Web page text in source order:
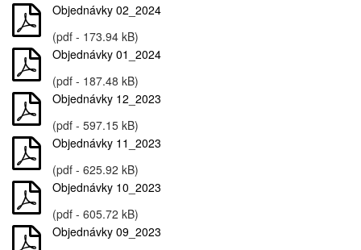
Objednávky 02_2024
(pdf - 173.94 kB)
Objednávky 01_2024
(pdf - 187.48 kB)
Objednávky 12_2023
(pdf - 597.15 kB)
Objednávky 11_2023
(pdf - 625.92 kB)
Objednávky 10_2023
(pdf - 605.72 kB)
Objednávky 09_2023